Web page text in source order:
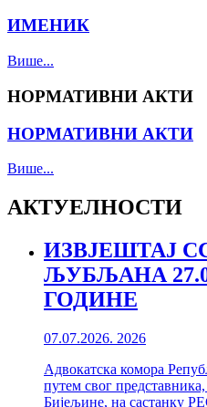
ИМЕНИК
Више...
НОРМАТИВНИ АКТИ
НОРМАТИВНИ АКТИ
Више...
АКТУЕЛНОСТИ
ИЗВЈЕШТАЈ
ЉУБЉАНА
ГОДИНЕ
07.07.2026. 2026
Адвокатска комора
путем свог
Бијељине, на састанку